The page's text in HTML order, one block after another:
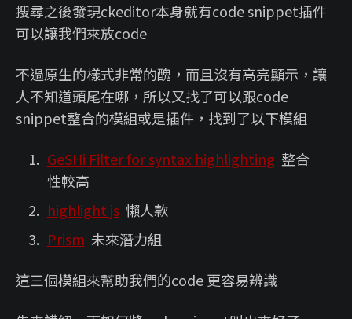
搜尋之後發現ckeditor本身就有code snippet插件
可以讓我們來放code
不過原生的樣式非常的醜，而且沒有高亮顯示，讓
人不知道頭尾在哪，所以又找了可以跟code
snippet整合的模組或是插件，找到了以下模組
GeSHi Filter for syntax highlighting 整合
性較高
highlight js懶人款
Prism 未來潛力組
這三個模組來幫助我們的code 更容易辨識